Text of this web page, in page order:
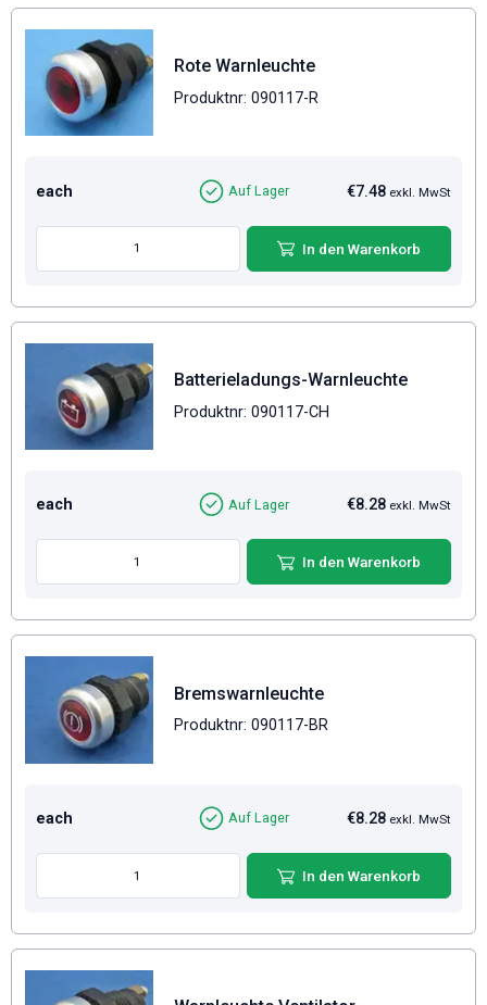
Rote Warnleuchte
Produktnr: 090117-R
each €7.48 exkl. MwSt
Auf Lager
In den Warenkorb
Batterieladungs-Warnleuchte
Produktnr: 090117-CH
each €8.28 exkl. MwSt
Auf Lager
In den Warenkorb
Bremswarnleuchte
Produktnr: 090117-BR
each €8.28 exkl. MwSt
Auf Lager
In den Warenkorb